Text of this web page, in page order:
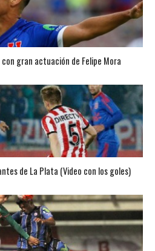
gran actuación de Felipe Mora
de La Plata (Video con los goles)